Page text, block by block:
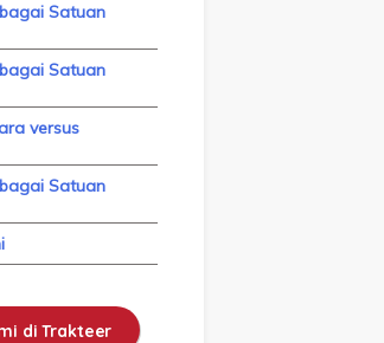
Satuan
Satuan
versus
Satuan
di Trakteer